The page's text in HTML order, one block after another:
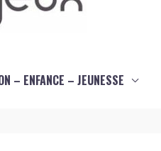
– ENFANCE – JEUNESSE